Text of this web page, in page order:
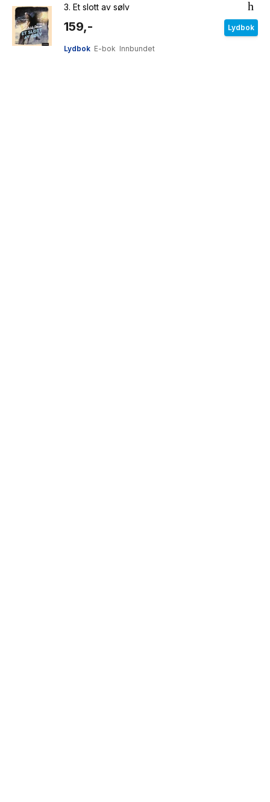
3. Et slott av sølv
159,- Lydbok
Lydbok E-bok Innbundet